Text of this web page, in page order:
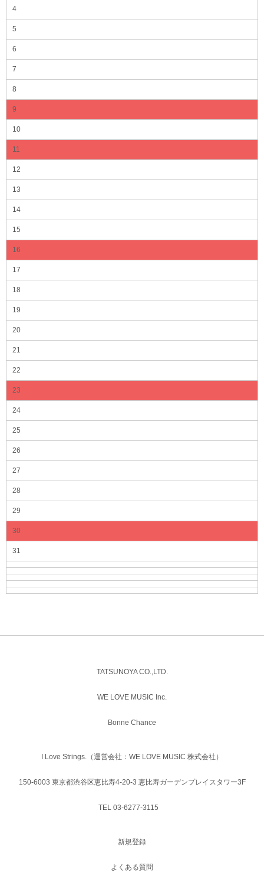
4
5
6
7
8
9
10
11
12
13
14
15
16
17
18
19
20
21
22
23
24
25
26
27
28
29
30
31
TATSUNOYA CO.,LTD.
WE LOVE MUSIC Inc.
Bonne Chance
I Love Strings.（運営会社：WE LOVE MUSIC 株式会社）
150-6003 東京都渋谷区恵比寿4-20-3 恵比寿ガーデンプレイスタワー3F
TEL 03-6277-3115
新規登録
よくある質問